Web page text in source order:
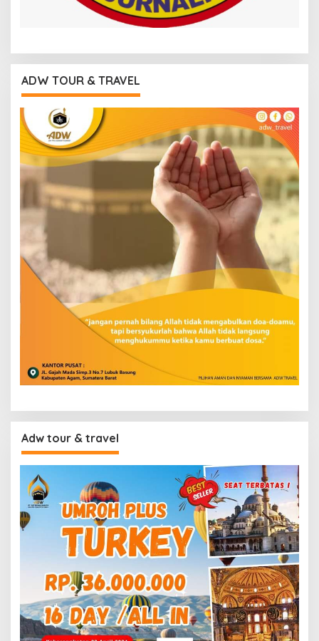
ADW TOUR & TRAVEL
Adw tour & travel